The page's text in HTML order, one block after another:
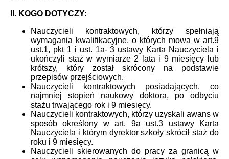
II. KOGO DOTYCZY:
Nauczycieli kontraktowych, którzy spełniają
wymagania kwalifikacyjne, o których mowa w art.9
ust.1, pkt 1 i ust. 1a- 3 ustawy Karta Nauczyciela i
ukończyli staż w wymiarze 2 lata i 9 miesięcy lub
krótszy, który został skrócony na podstawie
przepisów przejściowych.
Nauczycieli kontraktowych posiadających, co
najmniej stopień naukowy doktora, po odbyciu
stażu trwającego rok i 9 miesięcy.
Nauczycieli kontraktowych, którzy uzyskali awans w
sposób określony w art. 9a ust.3 ustawy Karta
Nauczyciela i którym dyrektor szkoły skrócił staż do
roku i 9 miesięcy.
Nauczycieli skierowanych do pracy za granicą w